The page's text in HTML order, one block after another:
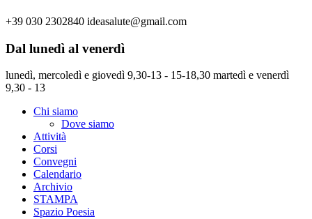
+39 030 2302840 ideasalute@gmail.com
Dal lunedì al venerdì
lunedì, mercoledì e giovedì 9,30-13 - 15-18,30 martedì e venerdì
9,30 - 13
Chi siamo
Dove siamo
Attività
Corsi
Convegni
Calendario
Archivio
STAMPA
Spazio Poesia